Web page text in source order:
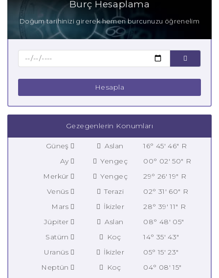
Burç Hesaplama
Doğum tarihinizi girerek hemen burcunuzu öğrenelim
Hesapla
Gezegenlerin Konumları
Güneş Aslan
16° 45' 46" R
Ay
Yengeç
00° 02' 50" R
Merkür
Yengeç
29° 26' 19" R
Venüs
Terazi
02° 31' 60" R
Mars
İkizler
28° 39' 11" R
Jüpiter
Aslan
08° 48' 05"
Satürn
Koç
14° 35' 43"
Uranüs
İkizler
05° 15' 23"
Neptün
Koç
04° 08' 15"